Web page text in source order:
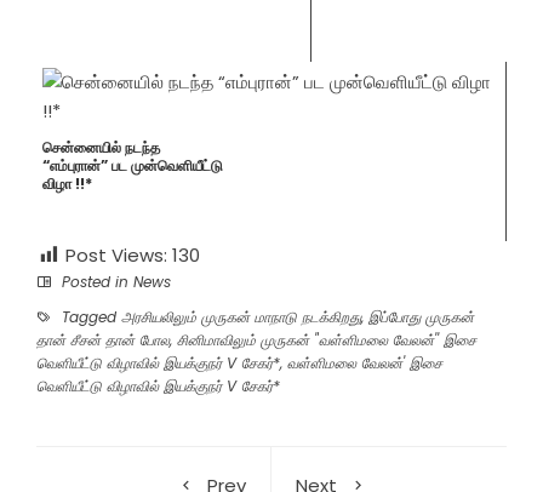
சென்னையில் நடந்த
“எம்புரான்” பட முன்வெளியீட்டு
விழா !!*
Post Views: 130
Posted in News
Tagged அரசியலிலும் முருகன் மாநாடு நடக்கிறது, இப்போது முருகன்
தான் சீசன் தான் போல, சினிமாவிலும் முருகன் "வள்ளிமலை வேலன்'' இசை
வெளியீட்டு விழாவில் இயக்குநர் V சேகர்*, வள்ளிமலை வேலன்' இசை
வெளியீட்டு விழாவில் இயக்குநர் V சேகர்*
Prev Next